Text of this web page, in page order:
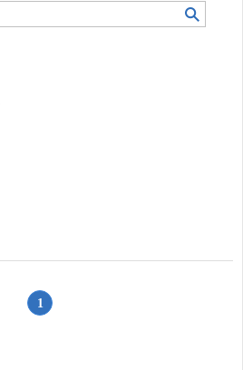
1